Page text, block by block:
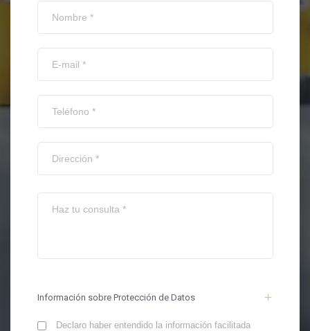
Información sobre Protección de Datos
Declaro haber entendido la información facilitada